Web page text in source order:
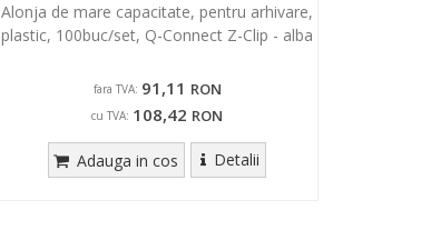
Alonja de mare capacitate, pentru arhivare,
plastic, 100buc/set, Q-Connect Z-Clip - alba
fara TVA: 91,11 RON
cu TVA: 108,42 RON
Adauga in cos Detalii